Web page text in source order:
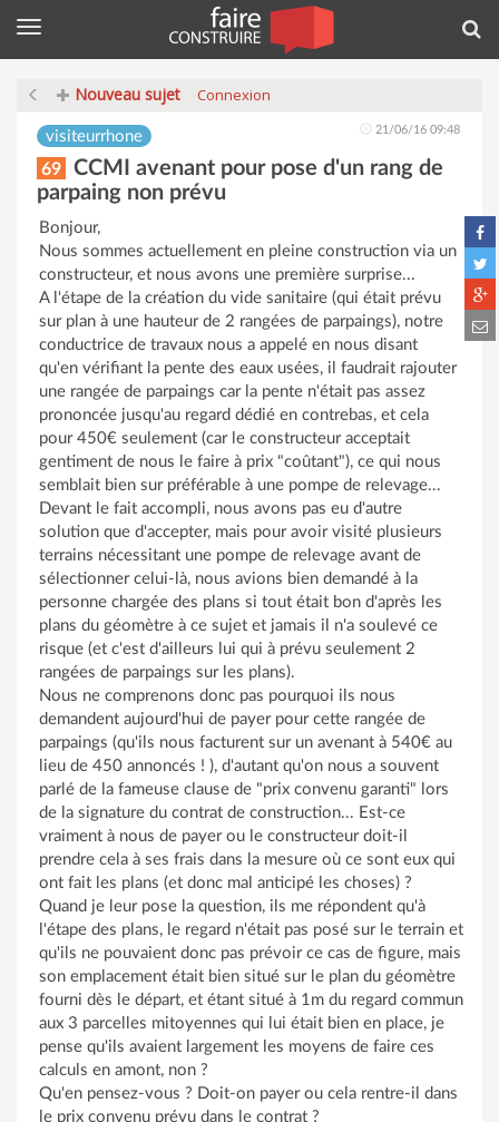
Menu
Nouveau sujet Connexion
visiteurrhone 21/06/16 09:48
69
CCMI avenant pour pose d'un rang de
parpaing non prévu
Bonjour,
Nous sommes actuellement en pleine construction via un
constructeur, et nous avons une première surprise...
A l'étape de la création du vide sanitaire (qui était prévu
sur plan à une hauteur de 2 rangées de parpaings), notre
conductrice de travaux nous a appelé en nous disant
qu'en vérifiant la pente des eaux usées, il faudrait rajouter
une rangée de parpaings car la pente n'était pas assez
prononcée jusqu'au regard dédié en contrebas, et cela
pour 450€ seulement (car le constructeur acceptait
gentiment de nous le faire à prix "coûtant"), ce qui nous
semblait bien sur préférable à une pompe de relevage...
Devant le fait accompli, nous avons pas eu d'autre
solution que d'accepter, mais pour avoir visité plusieurs
terrains nécessitant une pompe de relevage avant de
sélectionner celui-là, nous avions bien demandé à la
personne chargée des plans si tout était bon d'après les
plans du géomètre à ce sujet et jamais il n'a soulevé ce
risque (et c'est d'ailleurs lui qui à prévu seulement 2
rangées de parpaings sur les plans).
Nous ne comprenons donc pas pourquoi ils nous
demandent aujourd'hui de payer pour cette rangée de
parpaings (qu'ils nous facturent sur un avenant à 540€ au
lieu de 450 annoncés ! ), d'autant qu'on nous a souvent
parlé de la fameuse clause de "prix convenu garanti" lors
de la signature du contrat de construction... Est-ce
vraiment à nous de payer ou le constructeur doit-il
prendre cela à ses frais dans la mesure où ce sont eux qui
ont fait les plans (et donc mal anticipé les choses) ?
Quand je leur pose la question, ils me répondent qu'à
l'étape des plans, le regard n'était pas posé sur le terrain et
qu'ils ne pouvaient donc pas prévoir ce cas de figure, mais
son emplacement était bien situé sur le plan du géomètre
fourni dès le départ, et étant situé à 1m du regard commun
aux 3 parcelles mitoyennes qui lui était bien en place, je
pense qu'ils avaient largement les moyens de faire ces
calculs en amont, non ?
Qu'en pensez-vous ? Doit-on payer ou cela rentre-il dans
le prix convenu prévu dans le contrat ?